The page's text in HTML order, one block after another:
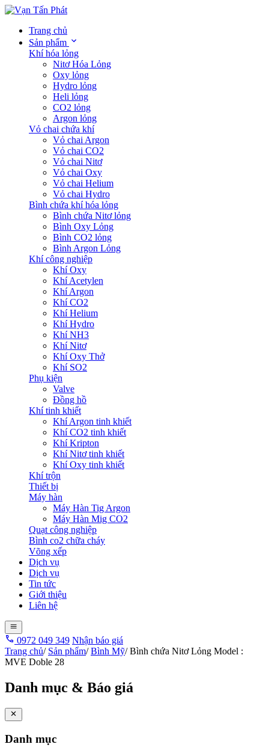
Trang chủ
Sản phẩm
Khí hóa lỏng
Nitơ Hóa Lỏng
Oxy lỏng
Hydro lỏng
Heli lỏng
CO2 lỏng
Argon lỏng
Vỏ chai chứa khí
Vỏ chai Argon
Vỏ chai CO2
Vỏ chai Nitơ
Vỏ chai Oxy
Vỏ chai Helium
Vỏ chai Hydro
Bình chứa khí hóa lỏng
Bình chứa Nitơ lỏng
Bình Oxy Lỏng
Bình CO2 lỏng
Bình Argon Lỏng
Khí công nghiệp
Khí Oxy
Khí Acetylen
Khí Argon
Khí CO2
Khí Helium
Khí Hydro
Khí NH3
Khí Nitơ
Khí Oxy Thở
Khí SO2
Phụ kiện
Valve
Đồng hồ
Khí tinh khiết
Khí Argon tinh khiết
Khí CO2 tinh khiết
Khí Kripton
Khí Nitơ tinh khiết
Khí Oxy tinh khiết
Khí trộn
Thiết bị
Máy hàn
Máy Hàn Tig Argon
Máy Hàn Mig CO2
Quạt công nghiệp
Bình co2 chữa cháy
Võng xếp
Dịch vụ
Dịch vụ
Tin tức
Giới thiệu
Liên hệ
0972 049 349 Nhận báo giá
Trang chủ/ Sản phẩm/ Bình Mỹ/ Bình chứa Nitơ Lỏng Model :
MVE Doble 28
Danh mục & Báo giá
Danh mục